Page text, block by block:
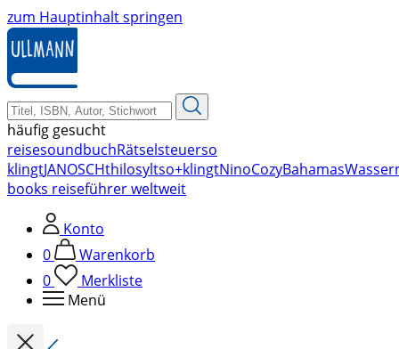
zum Hauptinhalt springen
häufig gesucht
reisesoundbuchRätselsteuerso
klingtJANOSCHthilosyltso+klingtNinoCozyBahamas
books reiseführer weltweit
Konto
0
Warenkorb
0
Merkliste
Menü